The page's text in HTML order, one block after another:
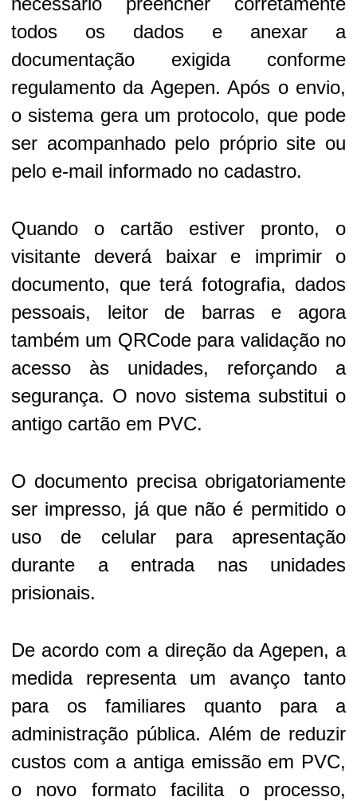
todos os dados e anexar a
documentação exigida conforme
regulamento da Agepen. Após o envio,
o sistema gera um protocolo, que pode
ser acompanhado pelo próprio site ou
pelo e-mail informado no cadastro.
Quando o cartão estiver pronto, o
visitante deverá baixar e imprimir o
documento, que terá fotografia, dados
pessoais, leitor de barras e agora
também um QRCode para validação no
acesso às unidades, reforçando a
segurança. O novo sistema substitui o
antigo cartão em PVC.
O documento precisa obrigatoriamente
ser impresso, já que não é permitido o
uso de celular para apresentação
durante a entrada nas unidades
prisionais.
De acordo com a direção da Agepen, a
medida representa um avanço tanto
para os familiares quanto para a
administração pública. Além de reduzir
custos com a antiga emissão em PVC,
o novo formato facilita o processo,